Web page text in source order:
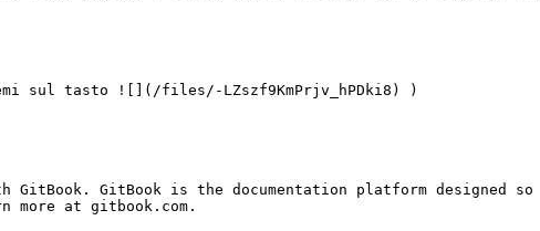
sul tasto ![](/files/-LZszf9KmPrjv_hPDki8) )
GitBook. GitBook is the documentation platform designed
at gitbook.com.